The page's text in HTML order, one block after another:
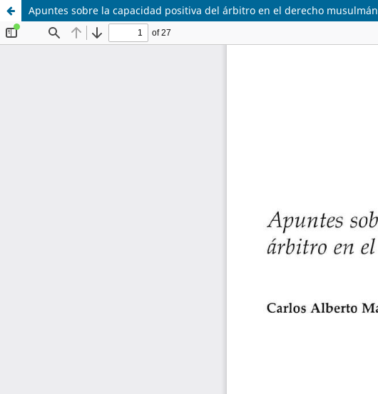
Apuntes sobre la capacidad positiva del árbitro en el derecho musulmán